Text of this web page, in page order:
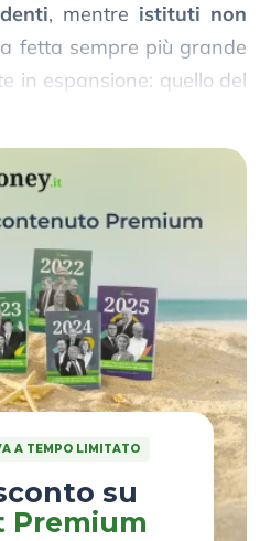
, mentre istituti non
fetta sempre più grande
in espansione: quello del
A TEMPO LIMITATO
su
Premium